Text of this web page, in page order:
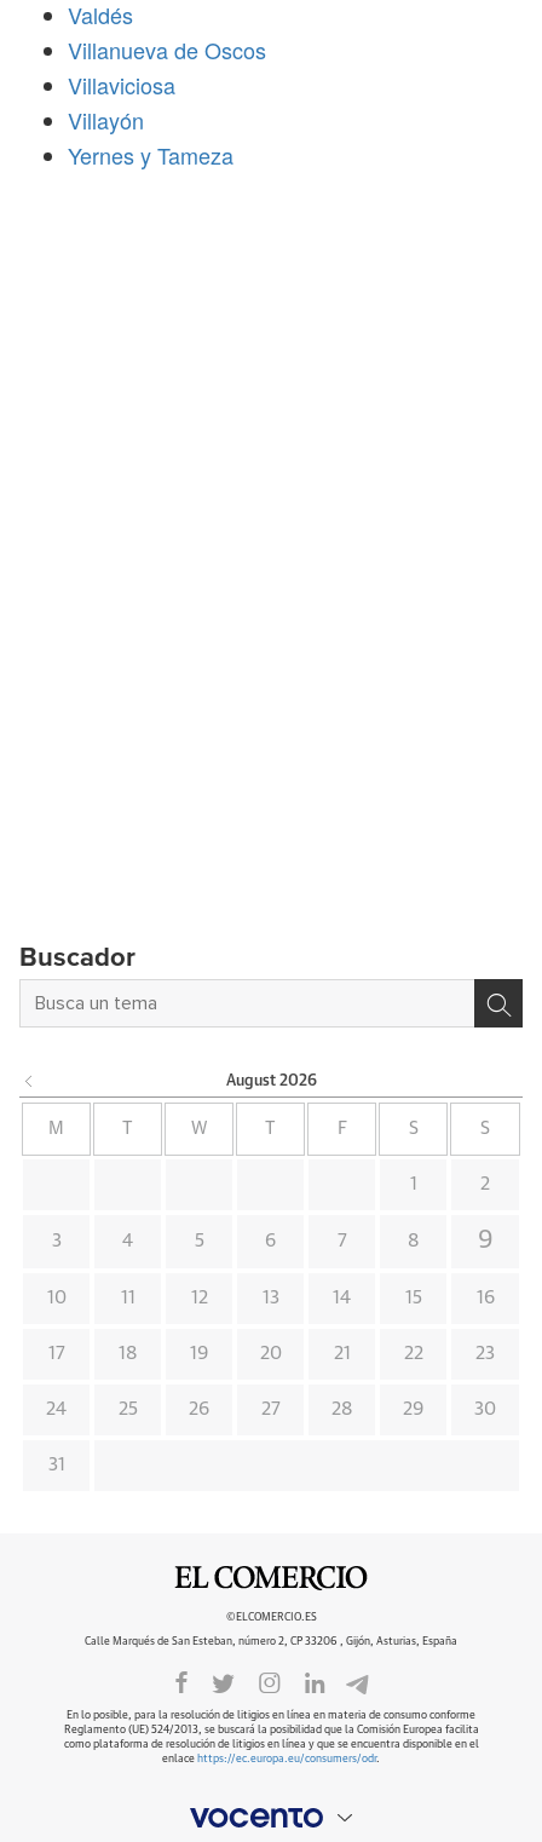
Valdés
Villanueva de Oscos
Villaviciosa
Villayón
Yernes y Tameza
Buscador
August 2026
M W F S S
1 2
3 4 5 6 7 8 9
10 11 12 13 14 15 16
17 18 19 20 21 22 23
24 25 26 27 28 29 30
31
©ELCOMERCIO.ES
Calle Marqués de San Esteban, número 2, CP 33206 , Gijón, Asturias, España
En lo posible, para la resolución de litigios en línea en materia de consumo conforme
Reglamento (UE) 524/2013, se buscará la posibilidad que la Comisión Europea facilita
como plataforma de resolución de litigios en línea y que se encuentra disponible en el
enlace https://ec.europa.eu/consumers/odr.